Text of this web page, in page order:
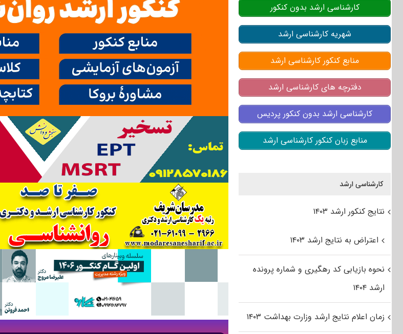
کارشناسی ارشد بدون کنکور
شهریه کارشناسی ارشد
منابع کنکور کارشناسی ارشد
دفترچه های کارشناسی ارشد
کارشناسی ارشد بدون کنکور پردیس
منابع زبان کنکور کارشناسی ارشد
کارشناسی ارشد
نتایج کنکور ارشد ۱۴۰۳
اعتراض به نتایج ارشد ۱۴۰۳
نحوه بازیابی کد رهگیری و شماره پرونده
ارشد ۱۴۰۴
زمان اعلام نتایج ارشد وزارت بهداشت ۱۴۰۳